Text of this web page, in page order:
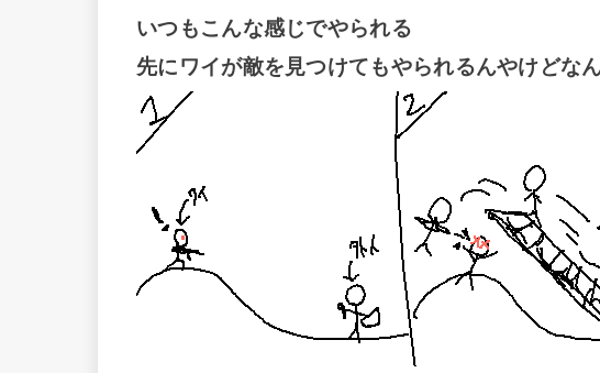
いつもこんな感じでやられる
先にワイが敵を見つけてもやられるんやけどな